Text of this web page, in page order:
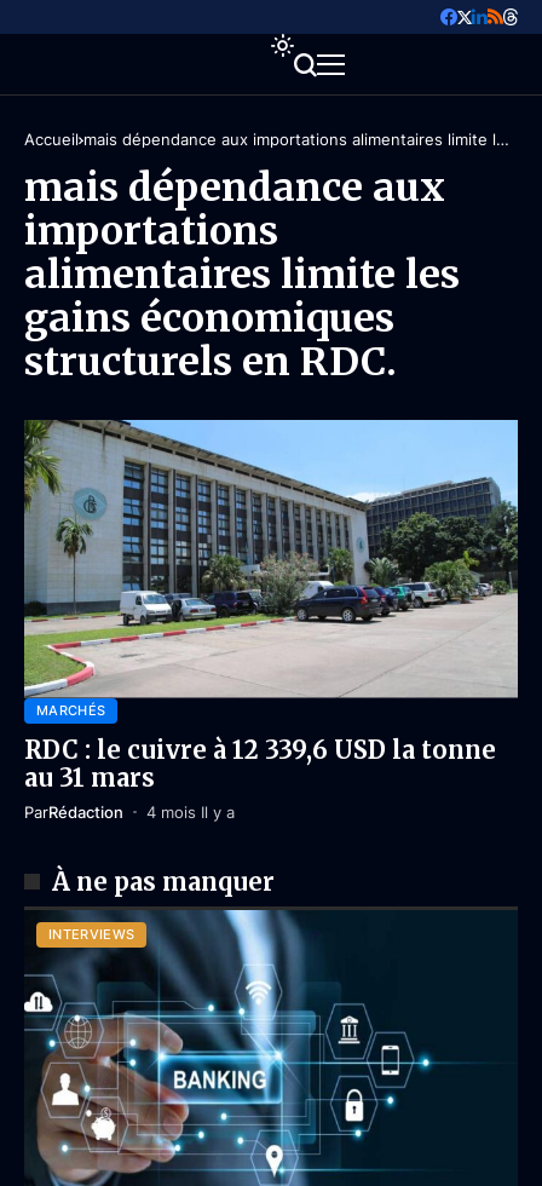
Accueil mais dépendance aux importations alimentaires limite les
mais dépendance aux
importations
alimentaires limite les
gains économiques
structurels en RDC.
MARCHÉS
RDC : le cuivre à 12 339,6 USD la tonne
au 31 mars
ParRédaction 4 mois Il y a
À ne pas manquer
INTERVIEWS